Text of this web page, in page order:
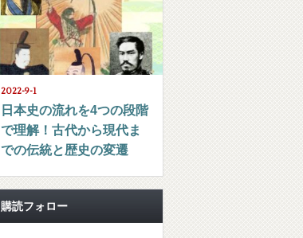
2022-9-1
日本史の流れを4つの段階
で理解！古代から現代ま
での伝統と歴史の変遷
購読フォロー